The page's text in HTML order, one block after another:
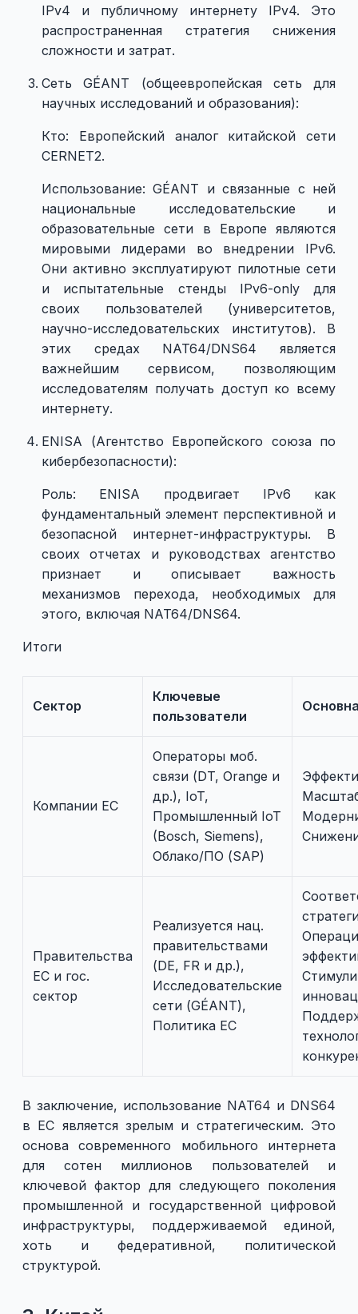
IPv4 и публичному интернету IPv4. Это
распространенная стратегия снижения
сложности и затрат.
Сеть GÉANT (общеевропейская сеть для
научных исследований и образования):
Кто: Европейский аналог китайской сети
CERNET2.
Использование: GÉANT и связанные с ней
национальные исследовательские и
образовательные сети в Европе являются
мировыми лидерами во внедрении IPv6.
Они активно эксплуатируют пилотные сети
и испытательные стенды IPv6-only для
своих пользователей (университетов,
научно-исследовательских институтов). В
этих средах NAT64/DNS64 является
важнейшим сервисом, позволяющим
исследователям получать доступ ко всему
интернету.
ENISA (Агентство Европейского союза по
кибербезопасности):
Роль: ENISA продвигает IPv6 как
фундаментальный элемент перспективной и
безопасной интернет-инфраструктуры. В
своих отчетах и руководствах агентство
признает и описывает важность
механизмов перехода, необходимых для
этого, включая NAT64/DNS64.
Итоги
Сектор
Ключевые
пользователи
Компании ЕС
Операторы моб.
связи (DT, Orange и
др.), IoT,
Промышленный IoT
(Bosch, Siemens),
Облако/ПО (SAP)
Правительства
ЕС и гос.
сектор
Реализуется нац.
правительствами
(DE, FR и др.),
Исследовательские
сети (GÉANT),
Политика ЕС
В заключение, использование NAT64 и DNS64
в ЕС является зрелым и стратегическим. Это
основа современного мобильного интернета
для сотен миллионов пользователей и
ключевой фактор для следующего поколения
промышленной и государственной цифровой
инфраструктуры, поддерживаемой единой,
хоть и федеративной, политической
структурой.